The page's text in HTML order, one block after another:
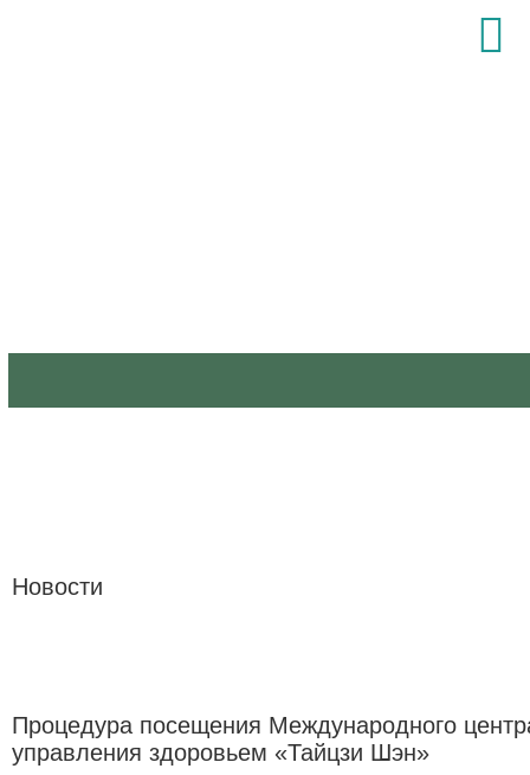
Новости
Процедура посещения Международного
управления здоровьем «Тайцзи Шэн»